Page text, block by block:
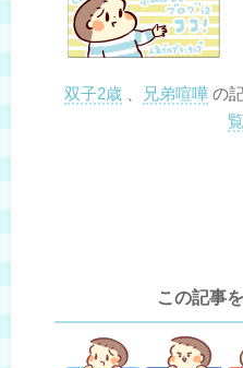
双子2歳、 兄弟喧嘩の
覧
この記事